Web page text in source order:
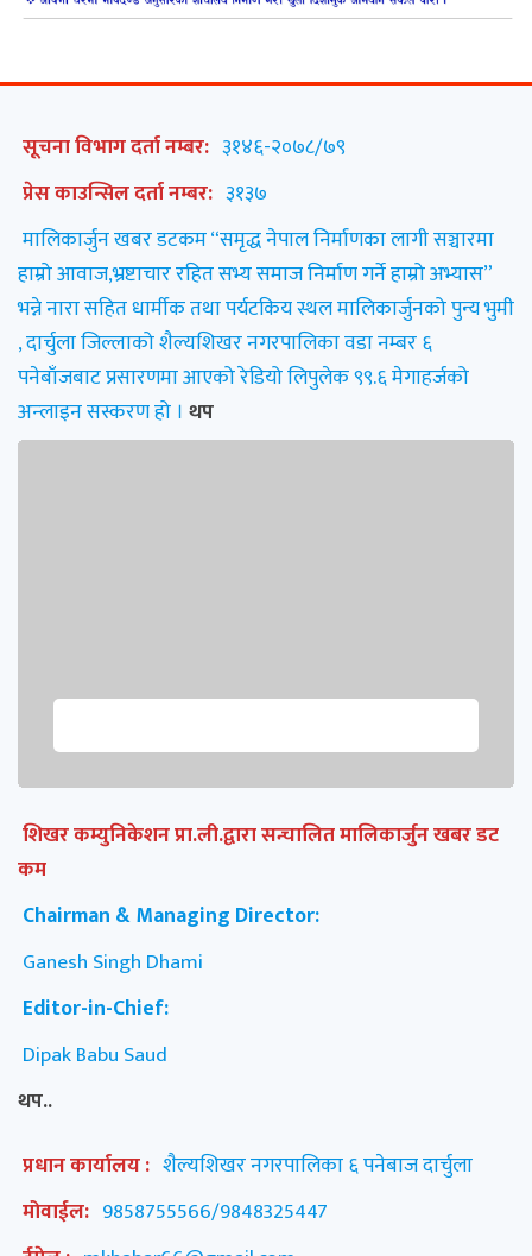
सूचना विभाग दर्ता नम्बर: ३१४६-२०७८/७९
प्रेस काउन्सिल दर्ता नम्बर: ३१३७
मालिकार्जुन खबर डटकम “समृद्ध नेपाल निर्माणका लागी सञ्चारमा
हाम्रो आवाज,भ्रष्टाचार रहित सभ्य समाज निर्माण गर्ने हाम्रो अभ्यास”
भन्ने नारा सहित धार्मीक तथा पर्यटकिय स्थल मालिकार्जुनको पुन्य भुमी
, दार्चुला जिल्लाको शैल्यशिखर नगरपालिका वडा नम्बर ६
पनेबाँजबाट प्रसारणमा आएको रेडियो लिपुलेक ९९.६ मेगाहर्जको
अन्लाइन सस्करण हो । थप
शिखर कम्युनिकेशन प्रा.ली.द्वारा सन्चालित मालिकार्जुन खबर डट
कम
Chairman & Managing Director:
Ganesh Singh Dhami
Editor-in-Chief:
Dipak Babu Saud
थप..
प्रधान कार्यालय : शैल्यशिखर नगरपालिका ६ पनेबाज दार्चुला
मोवाईल: 9858755566/9848325447